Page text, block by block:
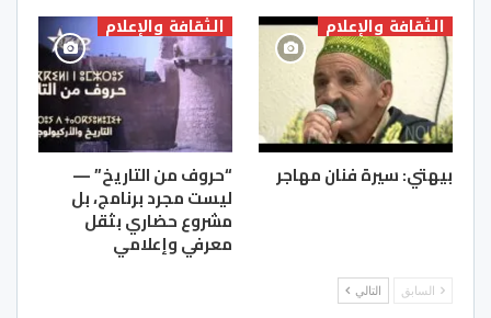
الثقافة والإعلام
بيهتي: سيرة فنان مهاجر
الثقافة والإعلام
“حروف من التاريخ” —
ليست مجرد برنامج، بل
مشروع حضاري بثقل
معرفي وإعلامي
السابق التالي